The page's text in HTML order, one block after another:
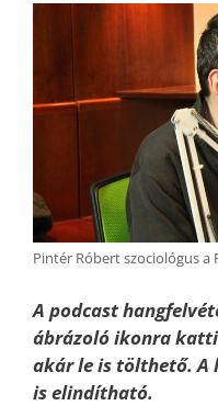
Pintér Róbert szociológus a
A podcast
ábrázoló ikonra
akár le is tölthető. A
is elindítható.